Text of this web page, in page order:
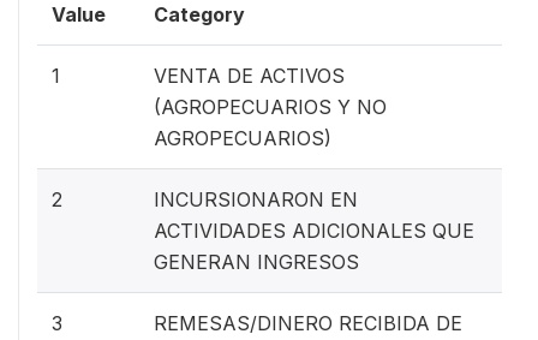
Value Category
1
VENTA DE ACTIVOS
(AGROPECUARIOS Y NO
AGROPECUARIOS)
2
INCURSIONARON EN
ACTIVIDADES ADICIONALES QUE
GENERAN INGRESOS
3
REMESAS/DINERO RECIBIDA DE